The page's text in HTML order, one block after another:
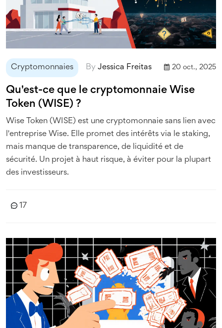
Cryptomonnaies By Jessica Freitas 20 oct., 2025
Qu'est-ce que le cryptomonnaie Wise
Token (WISE) ?
Wise Token (WISE) est une cryptomonnaie sans lien avec
l'entreprise Wise. Elle promet des intérêts via le staking,
mais manque de transparence, de liquidité et de
sécurité. Un projet à haut risque, à éviter pour la plupart
des investisseurs.
17